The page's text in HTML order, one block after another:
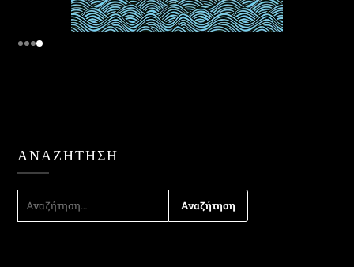
ΑΝΑΖΉΤΗΣΗ
ΑΝΑΖΉΤΗΣΗ
ΓΙΑ: